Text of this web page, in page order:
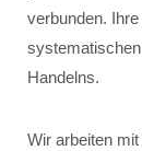
verbunden.
Handelns.
Wir arbeiten